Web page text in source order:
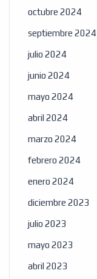
octubre 2024
septiembre 2024
julio 2024
junio 2024
mayo 2024
abril 2024
marzo 2024
febrero 2024
enero 2024
diciembre 2023
julio 2023
mayo 2023
abril 2023